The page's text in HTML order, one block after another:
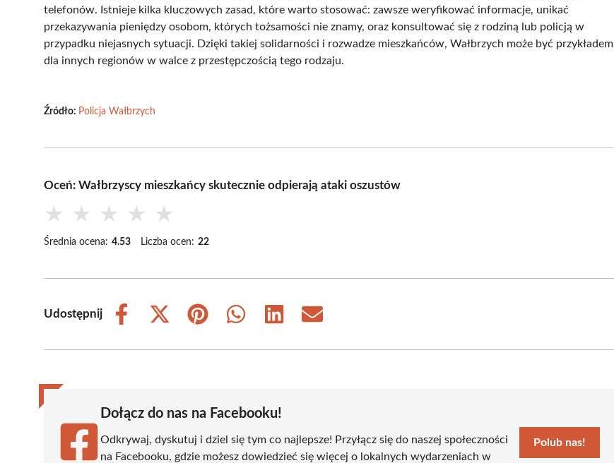
telefonów. Istnieje kilka kluczowych zasad, które warto stosować: zawsze weryfikować informacje, unikać
przekazywania pieniędzy osobom, których tożsamości nie znamy, oraz konsultować się z rodziną lub policją w
przypadku niejasnych sytuacji. Dzięki takiej solidarności i rozwadze mieszkańców, Wałbrzych może być przykładem
dla innych regionów w walce z przestępczością tego rodzaju.
Źródło: Policja Wałbrzych
Oceń: Wałbrzyscy mieszkańcy skutecznie odpierają ataki oszustów
★ ★ ★ ★ ★
Średnia ocena: 4.53 Liczba ocen: 22
Udostępnij
Share
Share
(Twitter)
Share
Share
Share
Share
Dołącz do nas na Facebooku!
Odkrywaj, dyskutuj i dziel się tym co najlepsze! Przyłącz się do naszej społeczności
na Facebooku, gdzie możesz dowiedzieć się więcej o lokalnych wydarzeniach w
Polub nas!